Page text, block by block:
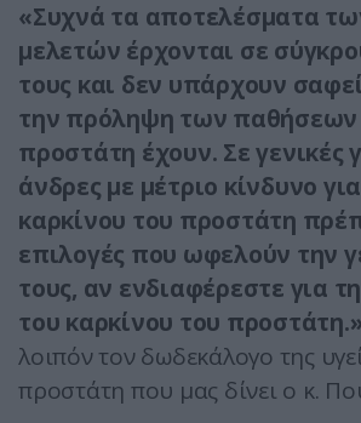
«Συχνά τα αποτελέσματα
μελετών έρχονται σε
τους και δεν υπάρχουν
την πρόληψη των παθήσεων
προστάτη έχουν. Σε γενικές
άνδρες με μέτριο κίνδυνο
καρκίνου του προστάτη
επιλογές που ωφελούν την
τους, αν ενδιαφέρεστε για
του καρκίνου του προστάτη.»
λοιπόν τον δωδεκάλογο της
προστάτη που μας δίνει ο κ.